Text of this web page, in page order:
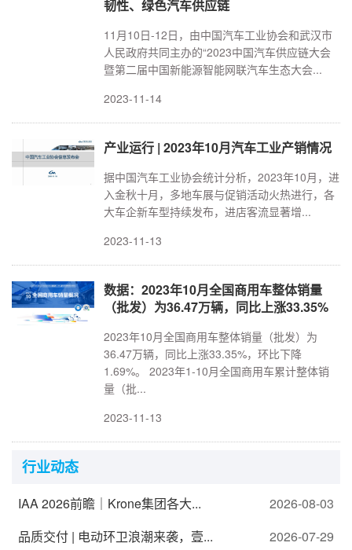
韧性、绿色汽车供应链
11月10日-12日，由中国汽车工业协会和武汉市
人民政府共同主办的“2023中国汽车供应链大会
暨第二届中国新能源智能网联汽车生态大会...
2023-11-14
产业运行 | 2023年10月汽车工业产销情况
据中国汽车工业协会统计分析，2023年10月，进
入金秋十月，多地车展与促销活动火热进行，各
大车企新车型持续发布，进店客流显著增...
2023-11-13
数据：2023年10月全国商用车整体销量
（批发）为36.47万辆，同比上涨33.35%
2023年10月全国商用车整体销量（批发）为
36.47万辆，同比上涨33.35%，环比下降
1.69%。 2023年1-10月全国商用车累计整体销
量（批...
2023-11-13
行业动态
IAA 2026前瞻｜Krone集团各大...
2026-08-03
品质交付 | 电动环卫浪潮来袭，壹...
2026-07-29